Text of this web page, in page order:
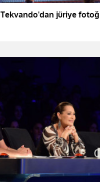
Tekvando'dan jüriye